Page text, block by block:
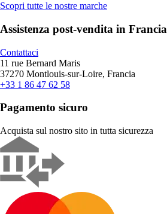
Scopri tutte le nostre marche
Assistenza post-vendita in Francia
Contattaci
11 rue Bernard Maris
37270 Montlouis-sur-Loire, Francia
+33 1 86 47 62 58
Pagamento sicuro
Acquista sul nostro sito in tutta sicurezza